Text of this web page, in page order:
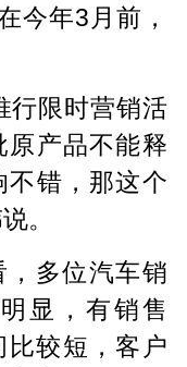
今年3月前，
行限时营销活
原产品不能释
不错，那这个
。
，多位汽车销
显，有销售
比较短，客户